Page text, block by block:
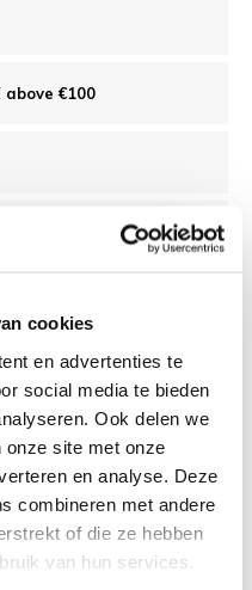
cookies
en advertenties te
social media te bieden
Ook delen we
onze site met onze
en analyse. Deze
combineren met andere
of die ze hebben
van hun services.
above €100
Whatsapp